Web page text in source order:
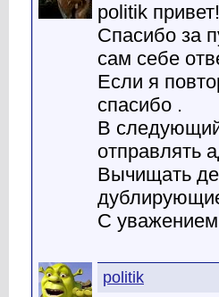
politik привет!
Спасибо за
сам себе
Если я
спасибо .
В следующий
отправлять
Вычищать
С уважением
politik